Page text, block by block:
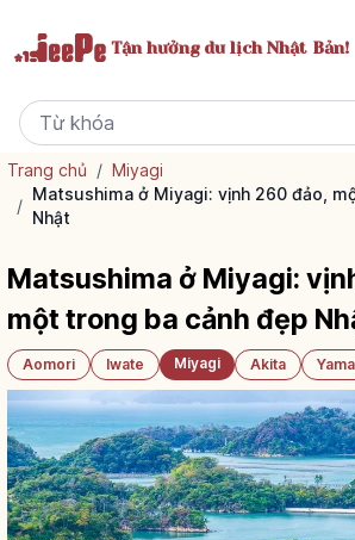
Tận hưởngdu lịch Nhật Bản!
Trang chủ / Miyagi
/
Matsushima ở Miyagi: vịnh 260 đảo,
Nhật
Matsushima ở Miyagi:
một trong ba cảnh đẹp
Aomori Iwate Miyagi Akita